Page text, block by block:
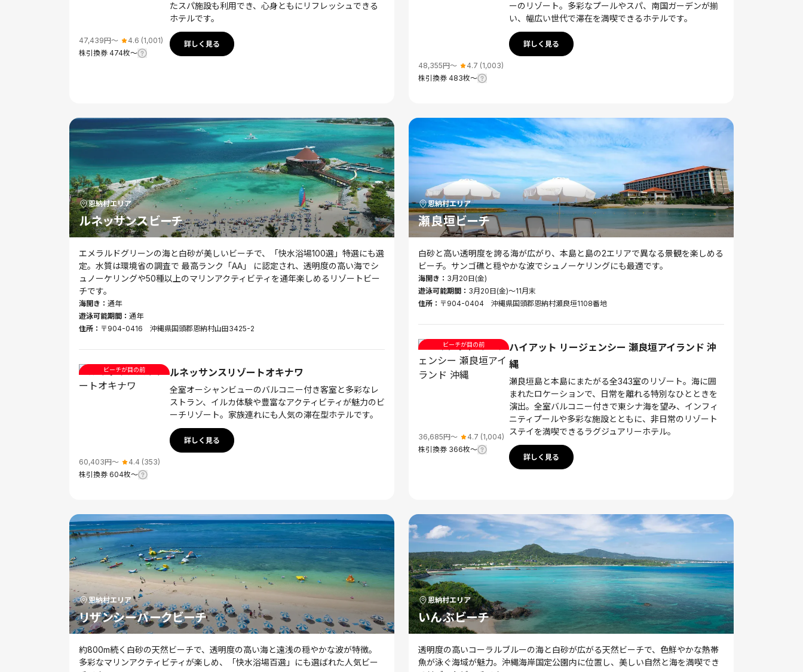
47,439円〜 4.6 (1,001)
株引換券 474枚〜
たスパ施設も利用でき、心身ともにリフレッシュできる
ホテルです。
詳しく見る
48,355円〜 4.7 (1,003)
株引換券 483枚〜
ーのリゾート。多彩なプールやスパ、南国ガーデンが揃
い、幅広い世代で滞在を満喫できるホテルです。
詳しく見る
恩納村エリア
ルネッサンスビーチ
エメラルドグリーンの海と白砂が美しいビーチで、「快水浴場100選」特選にも選
定。水質は環境省の調査で 最高ランク「AA」 に認定され、透明度の高い海でシ
ュノーケリングや50種以上のマリンアクティビティを通年楽しめるリゾートビー
チです。
海開き： 通年
遊泳可能期間： 通年
住所： 〒904-0416 沖縄県国頭郡恩納村山田3425-2
ビーチが目の前
60,403円〜 4.4 (353)
株引換券 604枚〜
ルネッサンスリゾートオキナワ
全室オーシャンビューのバルコニー付き客室と多彩なレ
ストラン、イルカ体験や豊富なアクティビティが魅力のビ
ーチリゾート。家族連れにも人気の滞在型ホテルです。
詳しく見る
恩納村エリア
瀬良垣ビーチ
白砂と高い透明度を誇る海が広がり、本島と島の2エリアで異なる景観を楽しめる
ビーチ。サンゴ礁と穏やかな波でシュノーケリングにも最適です。
海開き： 3月20日(金)
遊泳可能期間： 3月20日(金)～11月末
住所： 〒904-0404 沖縄県国頭郡恩納村瀬良垣1108番地
ビーチが目の前
36,685円〜 4.7 (1,004)
株引換券 366枚〜
ハイアット リージェンシー 瀬良垣アイランド 沖
縄
瀬良垣島と本島にまたがる全343室のリゾート。海に囲
まれたロケーションで、日常を離れる特別なひとときを
演出。全室バルコニー付きで東シナ海を望み、インフィ
ニティプールや多彩な施設とともに、非日常のリゾート
ステイを満喫できるラグジュアリーホテル。
詳しく見る
恩納村エリア
リザンシーパークビーチ
約800m続く白砂の天然ビーチで、透明度の高い海と遠浅の穏やかな波が特徴。
多彩なマリンアクティビティが楽しめ、「快水浴場百選」にも選ばれた人気ビー
恩納村エリア
いんぶビーチ
透明度の高いコーラルブルーの海と白砂が広がる天然ビーチで、色鮮やかな熱帯
魚が泳ぐ海域が魅力。沖縄海岸国定公園内に位置し、美しい自然と海を満喫でき